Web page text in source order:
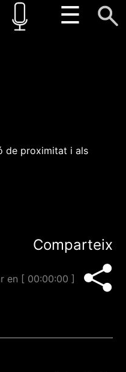
☰
de proximitat i als
Comparteix
en [ 00:00:00 ]